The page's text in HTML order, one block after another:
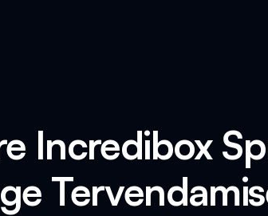
Incredibox